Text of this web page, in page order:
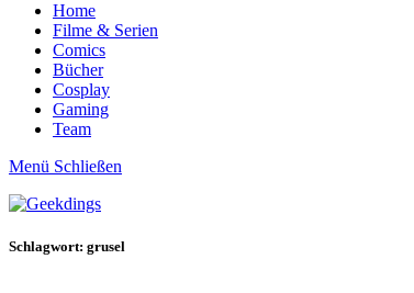
Home
Filme & Serien
Comics
Bücher
Cosplay
Gaming
Team
Menü Schließen
Schlagwort: grusel